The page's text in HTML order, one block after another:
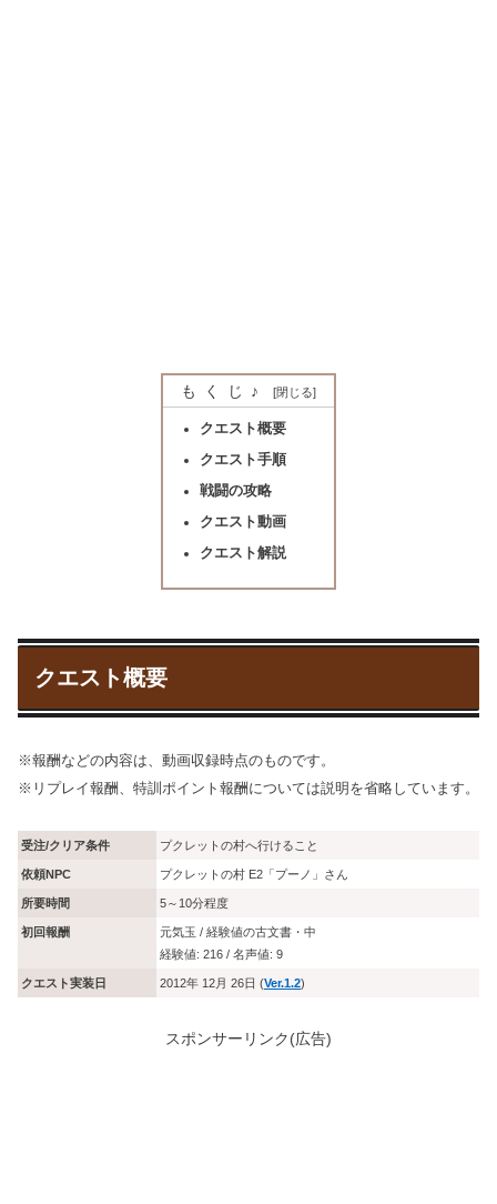
もくじ♪
クエスト概要
クエスト手順
戦闘の攻略
クエスト動画
クエスト解説
クエスト概要
※報酬などの内容は、動画収録時点のものです。
※リプレイ報酬、特訓ポイント報酬については説明を省略しています。
受注/クリア条件 プクレットの村へ行けること
依頼NPC プクレットの村 E2「プーノ」さん
所要時間 5～10分程度
初回報酬
元気玉 / 経験値の古文書・中
経験値: 216 / 名声値: 9
クエスト実装日 2012年 12月 26日 (Ver.1.2)
スポンサーリンク(広告)